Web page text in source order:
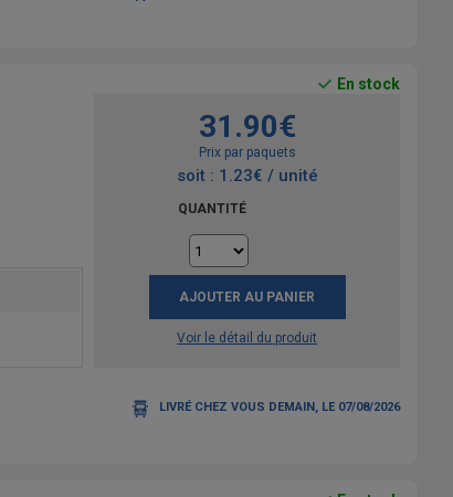
En stock
31.90€
Prix par paquets
soit : 1.23€ / unité
QUANTITÉ
AJOUTER AU PANIER
Voir le détail du produit
LIVRÉ CHEZ VOUS DEMAIN, LE 07/08/2026